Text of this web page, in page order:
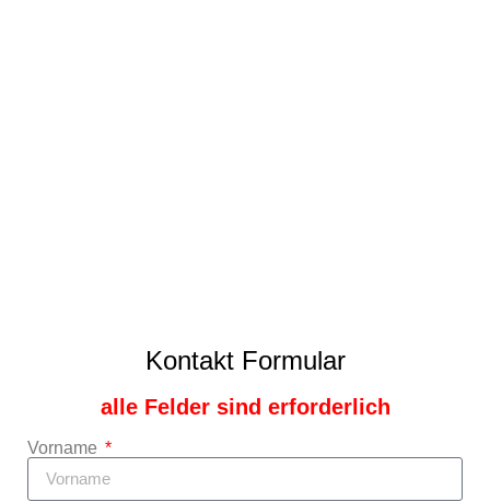
Kontakt Formular
alle Felder sind erforderlich
Vorname